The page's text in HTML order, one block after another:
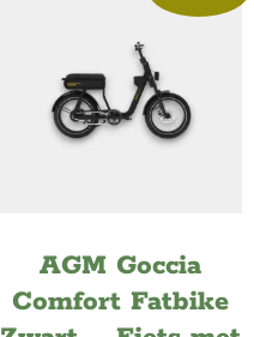
AGM Goccia
Comfort Fatbike